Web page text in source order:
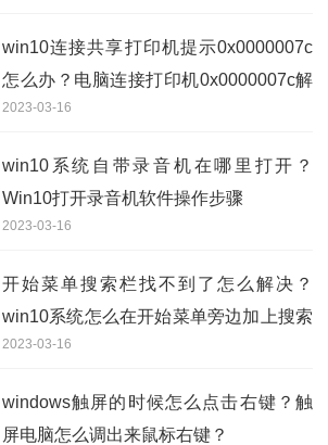
win10连接共享打印机提示0x0000007c
怎么办？电脑连接打印机0x0000007c解
决方法
2023-03-16
win10系统自带录音机在哪里打开？
Win10打开录音机软件操作步骤
2023-03-16
开始菜单搜索栏找不到了怎么解决？
win10系统怎么在开始菜单旁边加上搜索
框？
2023-03-16
windows触屏的时候怎么点击右键？触
屏电脑怎么调出来鼠标右键？